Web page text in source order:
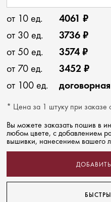
от 10 ед.
4061 ₽
от 30 ед.
3736 ₽
от 50 ед.
3574 ₽
от 70 ед.
3452 ₽
от 100 ед.
договорная
* Цена за 1 штуку при заказе
Вы можете заказать пошив в
любом цвете, с добавлением
вышивки, нанесением вашего